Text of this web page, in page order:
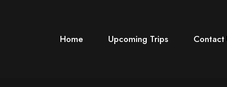
Home Upcoming Trips Contact